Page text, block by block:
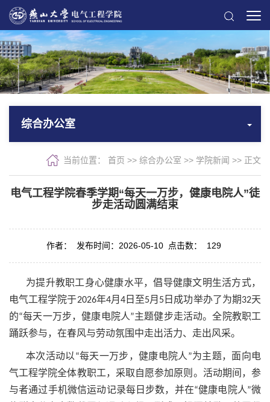
综合办公室
当前位置： 首页 >> 综合办公室 >> 学院新闻 >> 正文
电气工程学院春季学期“每天一万步，健康电院人”徒
步走活动圆满结束
作者： 发布时间：2026-05-10 点击数： 129
为提升教职工身心健康水平，倡导健康文明生活方式，
电气工程学院于2026年4月4日至5月5日成功举办了为期32天
的“每天一万步，健康电院人”主题健步走活动。全院教职工
踊跃参与，在春风与劳动氛围中走出活力、走出风采。
本次活动以“每天一万步，健康电院人”为主题，面向电
气工程学院全体教职工，采取自愿参加原则。活动期间，参
与者通过手机微信运动记录每日步数，并在“健康电院人”微